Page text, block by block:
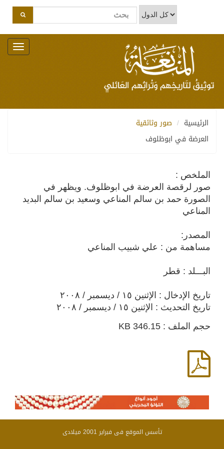
Toggle
navigation
الرئيسية
صور وثائقية
العرضة في ابوظلوف
الملخص :
صور لرقصة العرضة في ابوظلوف. ويظهر في
الصورة حمد بن سالم المناعي وسعيد بن سالم البديد
المناعي
المصدر:
مساهمة من : علي شبيب المناعي
البـــلد : قطر
تاريخ الإدخال : الإثنين ١٥ / ديسمبر / ٢٠٠٨
تاريخ التحديث : الإثنين ١٥ / ديسمبر / ٢٠٠٨
حجم الملف : 346.15 KB
تأسس الموقع فى فبراير 2001 ميلادى